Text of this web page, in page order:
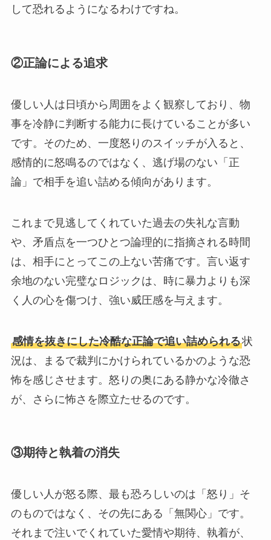
して恐れるようになるわけですね。
②正論による追求
優しい人は日頃から周囲をよく観察しており、物
事を冷静に判断する能力に長けていることが多い
です。そのため、一度怒りのスイッチが入ると、
感情的に怒鳴るのではなく、逃げ場のない「正
論」で相手を追い詰める傾向があります。
これまで見逃してくれていた過去の失礼な言動
や、矛盾点を一つひとつ論理的に指摘される時間
は、相手にとってこの上ない苦痛です。言い返す
余地のない完璧なロジックは、時に暴力よりも深
く人の心を傷つけ、強い威圧感を与えます。
感情を抜きにした冷酷な正論で追い詰められる状
況は、まるで裁判にかけられているかのような恐
怖を感じさせます。怒りの奥にある静かな冷徹さ
が、さらに怖さを際立たせるのです。
③期待と執着の消失
優しい人が怒る際、最も恐ろしいのは「怒り」そ
のものではなく、その先にある「無関心」です。
それまで注いでくれていた愛情や期待、執着が、